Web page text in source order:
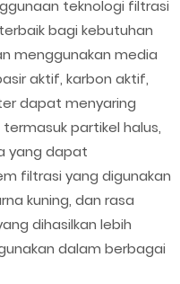
teknologi filtrasi
bagi kebutuhan
menggunakan media
aktif, karbon aktif,
dapat menyaring
partikel halus,
yang dapat
filtrasi yang digunakan
kuning, dan rasa
dihasilkan lebih
dalam berbagai